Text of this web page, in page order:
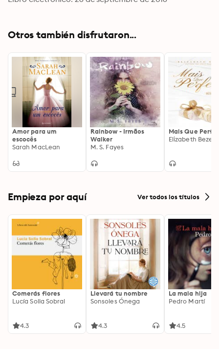
Otros también disfrutaron...
Amor para um
escocês
Sarah MacLean
Rainbow - Irmãos
Walker
M. S. Fayes
Mais Que
Elizabeth
Empieza por aquí Ver todos los títulos
Comerás flores
Lucía Solla Sobral
4.3
Llevará tu nombre
Sonsoles Ónega
4.3
La mala hija
Pedro Martí
4.5